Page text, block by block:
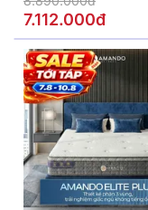
7.112.000đ